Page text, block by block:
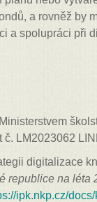
a rovněž by
a spolupráci při
LM2023062
digitalizace
republice na léta
ipk.nkp.cz/